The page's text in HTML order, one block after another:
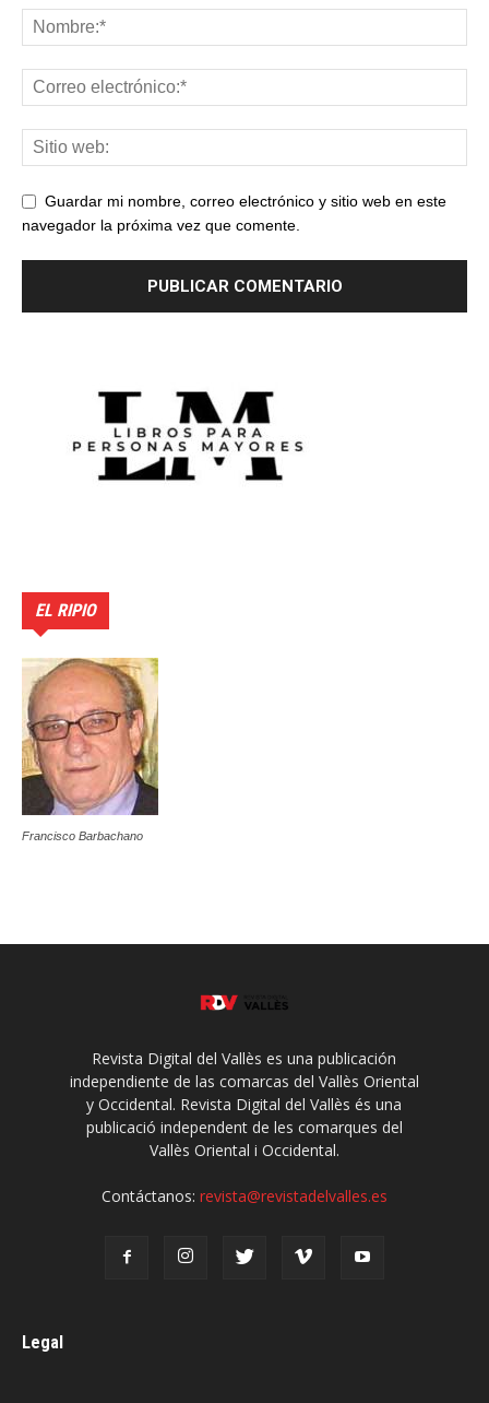
Guardar mi nombre, correo electrónico y sitio web en este
navegador la próxima vez que comente.
EL RIPIO
Francisco Barbachano
Revista Digital del Vallès es una publicación
independiente de las comarcas del Vallès Oriental
y Occidental. Revista Digital del Vallès és una
publicació independent de les comarques del
Vallès Oriental i Occidental.
Contáctanos: revista@revistadelvalles.es
Legal